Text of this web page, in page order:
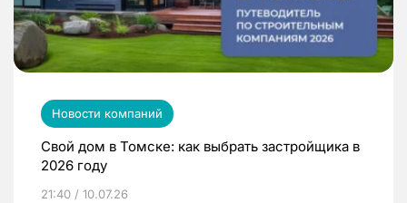
Новости компаний
Свой дом в Томске: как выбрать застройщика в
2026 году
21:40 / 10.07.26